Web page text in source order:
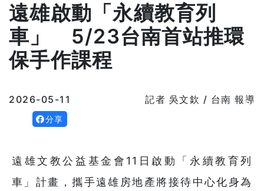
遠雄啟動「永續教育列
車」 5/23台南首站推環
保手作課程
2026-05-11 記者 吳文欽 / 台南 報導
分享
遠雄文教公益基金會11日啟動「永續教育列
車」計畫，攜手遠雄房地產將接待中心化身為